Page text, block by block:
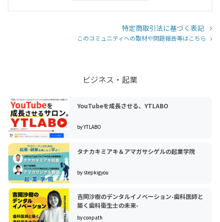
特定商取引法に基づく表記
このコミュニティへの取材や問題報告等はこちら
ビジネス・起業
YouTubeを成長させる、YTLABO
by YTLABO
タナカキミアキ＆アマガサシゲルの起業学院
by stepkigyou
吉岡沙樹のデンタルイノベーション-歯科医師と
築く歯科衛生士の未来-
by conpath